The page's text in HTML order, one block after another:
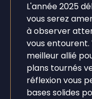
L'année 2025
vous serez
à observer
vous
meilleur allié
plans tournés
réflexion vous
bases solides